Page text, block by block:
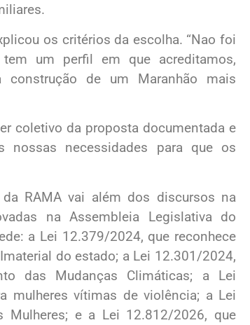
os critérios da escolha. “Nao foi
um perfil em que acreditamos,
de um Maranhão mais
coletivo da proposta documentada e
nossas necessidades para que os
RAMA vai além dos discursos na
na Assembleia Legislativa do
a Lei 12.379/2024, que reconhece
do estado; a Lei 12.301/2024,
das Mudanças Climáticas; a Lei
mulheres vítimas de violência; a Lei
e a Lei 12.812/2026, que